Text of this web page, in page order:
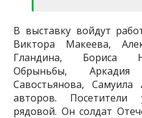
В выставку войдут
Виктора Макеева,
Гландина, Бориса
Обрыньбы,
Савостьянова,
авторов.
рядовой. Он солдат